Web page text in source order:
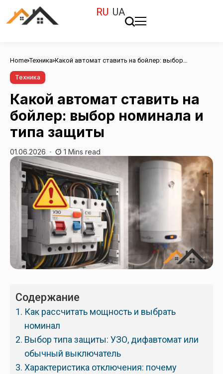
RU UA
Home Техника Какой автомат ставить на бойлер: выбор
Техника
Какой автомат ставить на
бойлер: выбор номинала и
типа защиты
01.06.2026 1 Mins read
Содержание
Как рассчитать мощность и выбрать
номинал
Выбор типа защиты: УЗО, дифавтомат или
обычный выключатель
Характеристика отключения: почему